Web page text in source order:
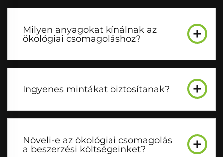
Milyen anyagokat kínálnak az
ökológiai csomagoláshoz?
Ingyenes mintákat biztosítanak?
Növeli-e az ökológiai csomagolás
a beszerzési költségeinket?